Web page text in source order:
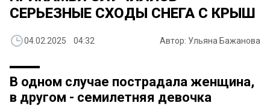
СЕРЬЕЗНЫЕ СХОДЫ СНЕГА С КРЫШ
04.02.2025 04:32 Автор: Ульяна Бажанова
В одном случае пострадала женщина,
в другом - семилетняя девочка